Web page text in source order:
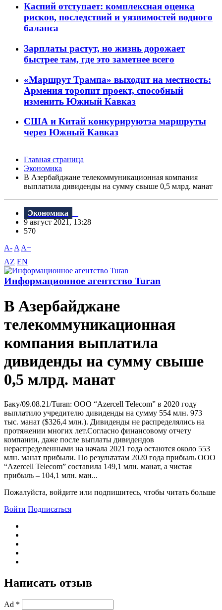
Каспий отступает: комплексная оценка
рисков, последствий и уязвимостей водного
баланса
Зарплаты растут, но жизнь дорожает
быстрее там, где это заметнее всего
«Маршрут Трампа» выходит на местность:
Армения торопит проект, способный
изменить Южный Кавказ
США и Китай конкурируютза маршруты
через Южный Кавказ
Главная страница
Экономика
В Азербайджане телекоммуникационная компания
выплатила дивиденды на сумму свыше 0,5 млрд. манат
Экономика
9 август 2021, 13:28
570
A- A A+
AZ EN
Информационное агентство Turan
В Азербайджане
телекоммуникационная
компания выплатила
дивиденды на сумму свыше
0,5 млрд. манат
Баку/09.08.21/Turan: ООО “Azercell Telecom” в 2020 году
выплатило учредителю дивиденды на сумму 554 млн. 973
тыс. манат ($326,4 млн.). Дивиденды не распределялись на
протяжении многих лет.Согласно финансовому отчету
компании, даже после выплаты дивидендов
нераспределенными на начала 2021 года остаются около 553
млн. манат прибыли. По результатам 2020 года прибыль ООО
“Azercell Telecom” составила 149,1 млн. манат, а чистая
прибыль – 104,1 млн. ман...
Пожалуйста, войдите или подпишитесь, чтобы читать больше
Войти Подписаться
Написать отзыв
Ad *